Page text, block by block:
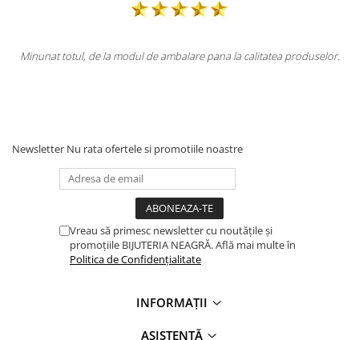
de ambalare pana la calitatea produselor. Totul la superlativ!
Newsletter Nu rata ofertele si promotiile noastre
Vreau să primesc newsletter cu noutățile și
promoțiile BIJUTERIA NEAGRĂ. Află mai multe în
Politica de Confidențialitate
INFORMAȚII
ASISTENȚĂ